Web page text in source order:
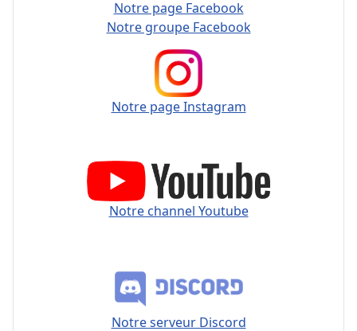
Notre page Facebook
Notre groupe Facebook
Notre page Instagram
Notre channel Youtube
Notre serveur Discord